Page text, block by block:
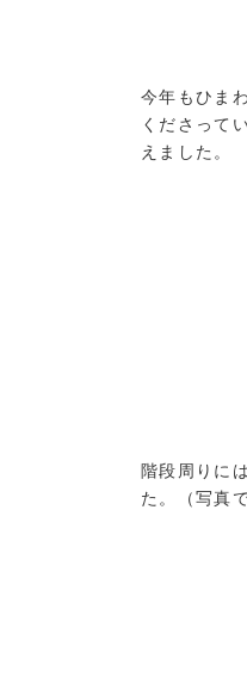
今年もひま
くださって
えました。
階段周りに
た。（写真